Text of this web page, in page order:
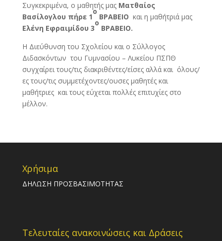
Συγκεκριμένα, ο μαθητής μας Ματθαίος
Βασίλογλου πήρε 1
ο
ΒΡΑΒΕΙΟ και η μαθήτριά μας
Ελένη Εφραιμίδου 3
ο
ΒΡΑΒΕΙΟ.
Η Διεύθυνση του Σχολείου και ο Σύλλογος
Διδασκόντων του Γυμνασίου – Λυκείου ΠΣΠΘ
συγχαίρει τους/τις διακριθέντες/είσες αλλά και όλους/
ες τους/τις συμμετέχοντες/ουσες μαθητές και
μαθήτριες και τους εύχεται πολλές επιτυχίες στο
μέλλον.
Χρήσιμα
ΔΗΛΩΣΗ ΠΡΟΣΒΑΣΙΜΟΤΗΤΑΣ
Τελευταίες ανακοινώσεις και Δράσεις